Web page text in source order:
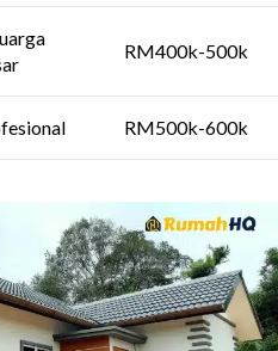
RM400k-500k
RM500k-600k